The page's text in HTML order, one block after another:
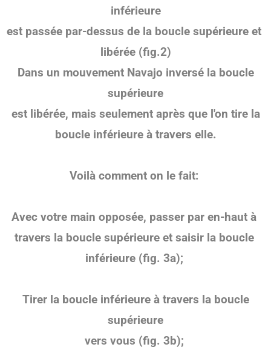
inférieure
est passée par-dessus de la boucle supérieure et
libérée (fig.2)
Dans un mouvement Navajo inversé la boucle
supérieure
est libérée, mais seulement après que l'on tire la
boucle inférieure à travers elle.
Voilà comment on le fait:
Avec votre main opposée, passer par en-haut à
travers la boucle supérieure et saisir la boucle
inférieure (fig. 3a);
Tirer la boucle inférieure à travers la boucle
supérieure
vers vous (fig. 3b);